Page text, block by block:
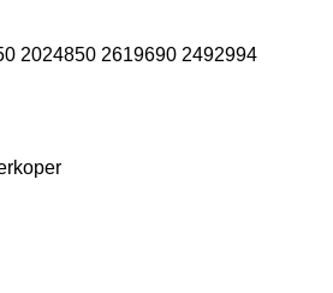
2024850 2619690 2492994